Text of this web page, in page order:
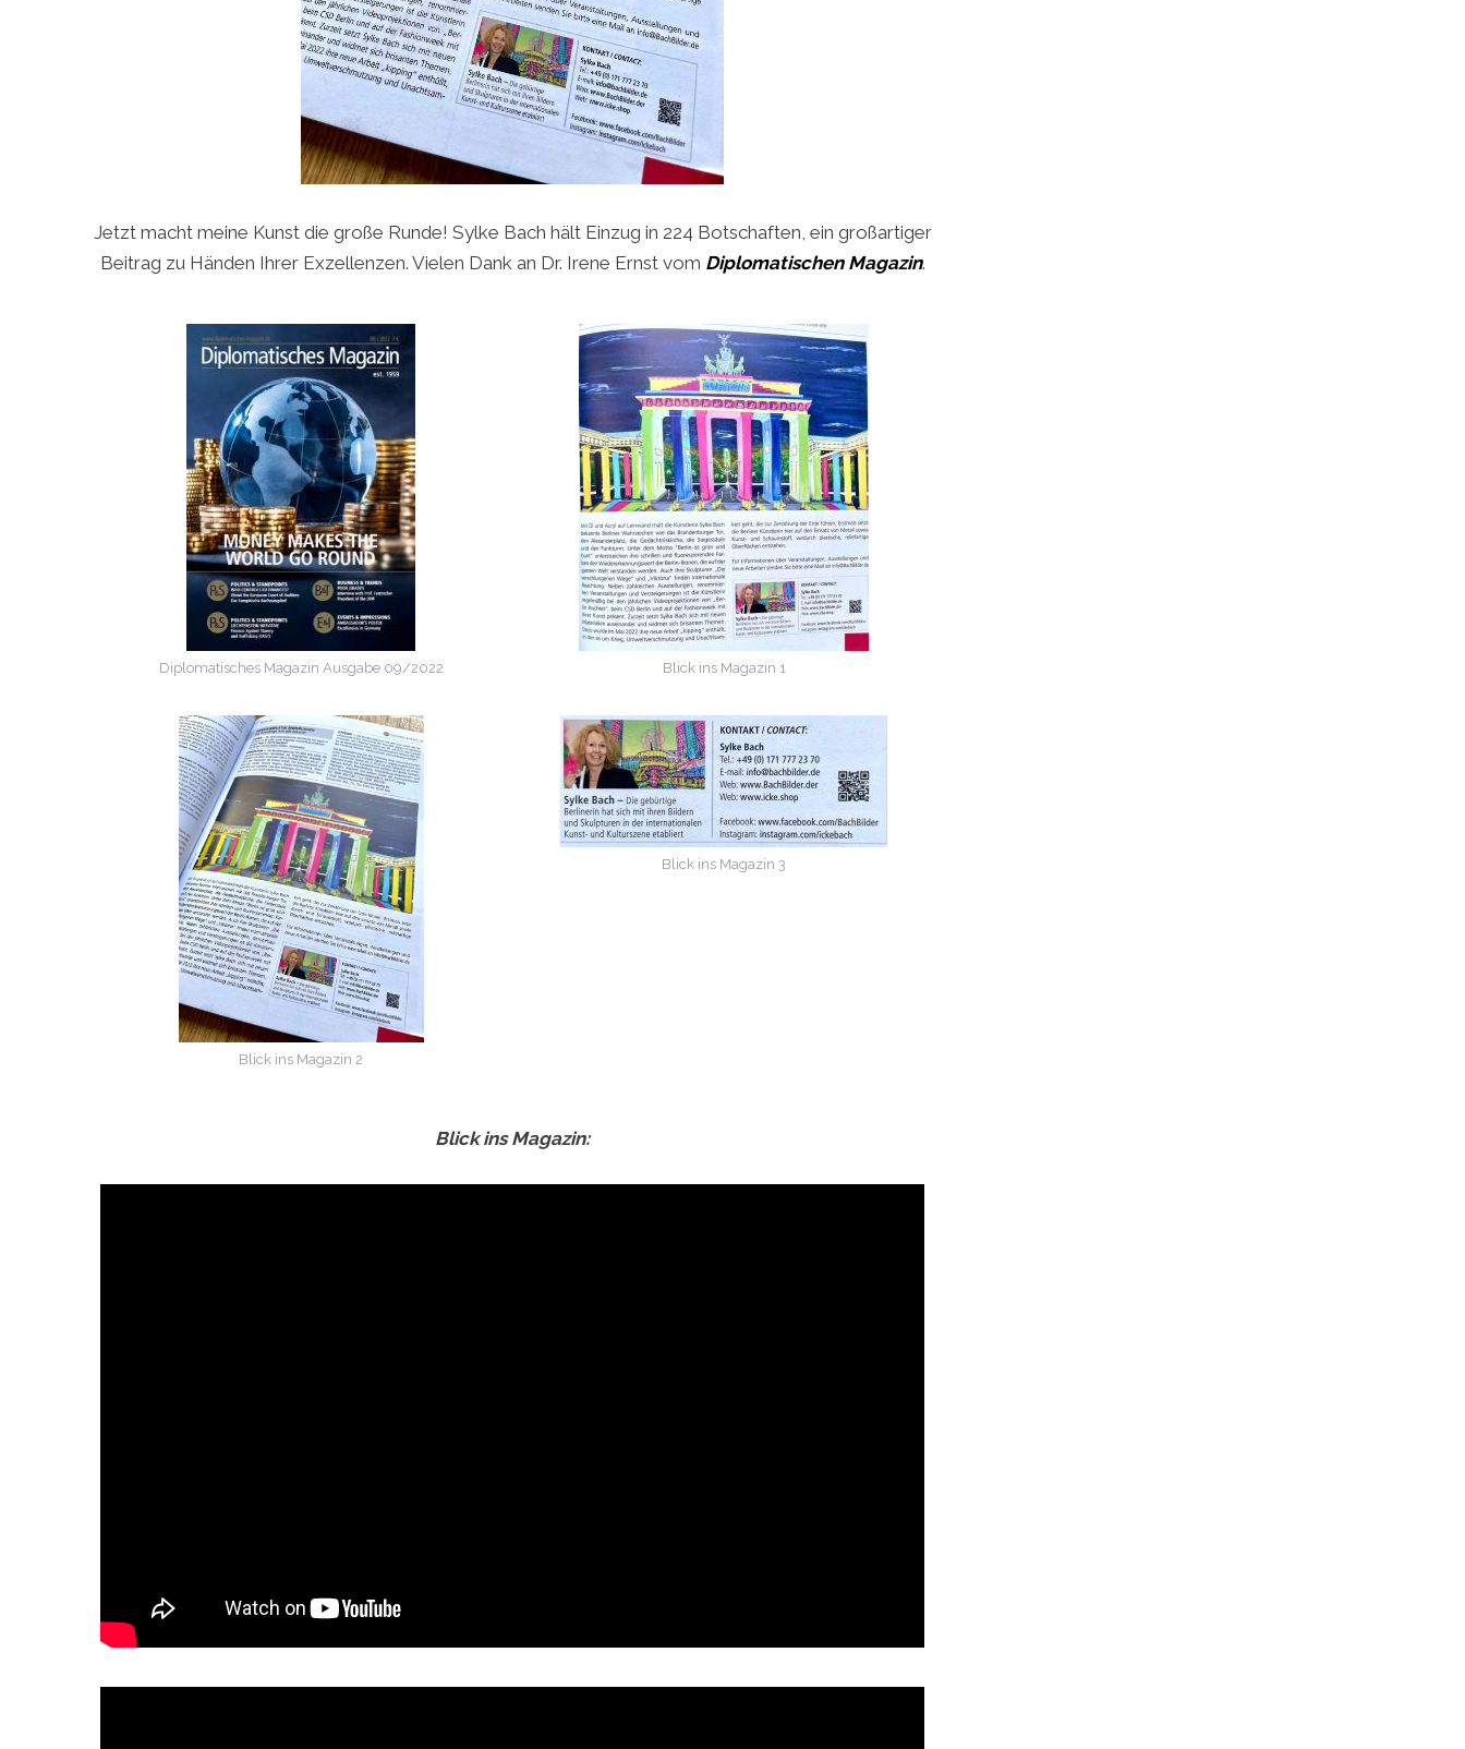
Jetzt macht meine Kunst die große Runde! Sylke Bach hält Einzug in 224 Botschaften, ein großartiger
Beitrag zu Händen Ihrer Exzellenzen. Vielen Dank an Dr. Irene Ernst vom Diplomatischen Magazin.
Diplomatisches Magazin Ausgabe 09/2022 Blick ins Magazin 1
Blick ins Magazin 2
Blick ins Magazin 3
Blick ins Magazin: